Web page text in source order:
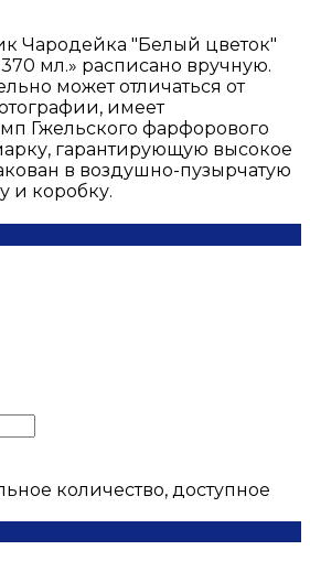
Чародейка "Белый цветок"
мл.» расписано вручную.
может отличаться от
имеет
Гжельского фарфорового
гарантирующую высокое
в воздушно-пузырчатую
и коробку.
количество, доступное